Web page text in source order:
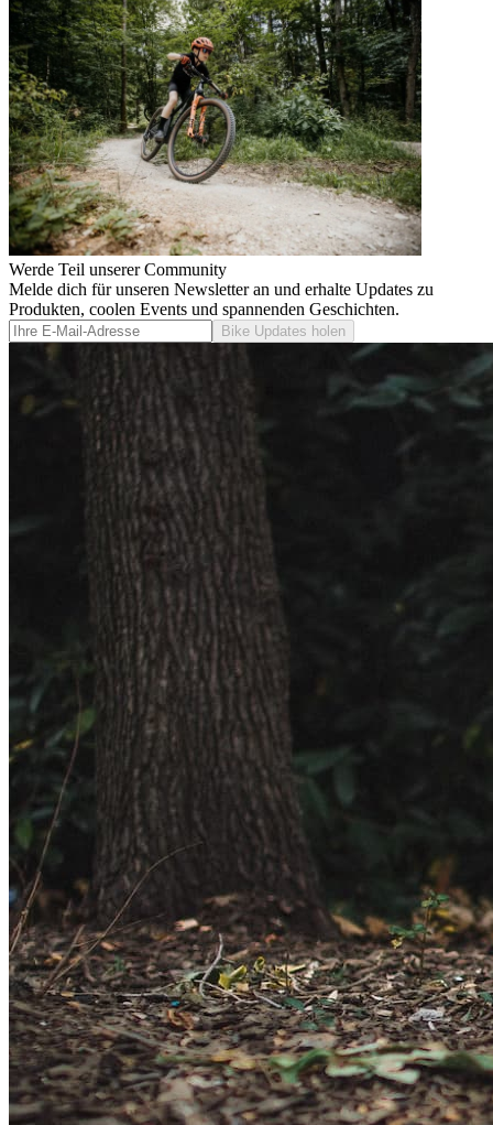
Werde Teil unserer Community
Melde dich für unseren Newsletter an und erhalte Updates zu
Produkten, coolen Events und spannenden Geschichten.
Bike Updates holen